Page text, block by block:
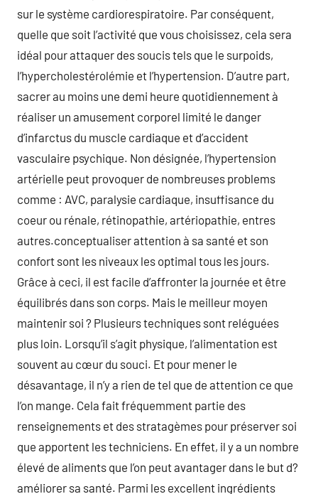
sur le système cardiorespiratoire. Par conséquent,
quelle que soit l’activité que vous choisissez, cela sera
idéal pour attaquer des soucis tels que le surpoids,
l’hypercholestérolémie et l’hypertension. D’autre part,
sacrer au moins une demi heure quotidiennement à
réaliser un amusement corporel limité le danger
d’infarctus du muscle cardiaque et d’accident
vasculaire psychique. Non désignée, l’hypertension
artérielle peut provoquer de nombreuses problems
comme : AVC, paralysie cardiaque, insuffisance du
coeur ou rénale, rétinopathie, artériopathie, entres
autres.conceptualiser attention à sa santé et son
confort sont les niveaux les optimal tous les jours.
Grâce à ceci, il est facile d’affronter la journée et être
équilibrés dans son corps. Mais le meilleur moyen
maintenir soi ? Plusieurs techniques sont reléguées
plus loin. Lorsqu’il s’agit physique, l’alimentation est
souvent au cœur du souci. Et pour mener le
désavantage, il n’y a rien de tel que de attention ce que
l’on mange. Cela fait fréquemment partie des
renseignements et des stratagèmes pour préserver soi
que apportent les techniciens. En effet, il y a un nombre
élevé de aliments que l’on peut avantager dans le but d?
améliorer sa santé. Parmi les excellent ingrédients